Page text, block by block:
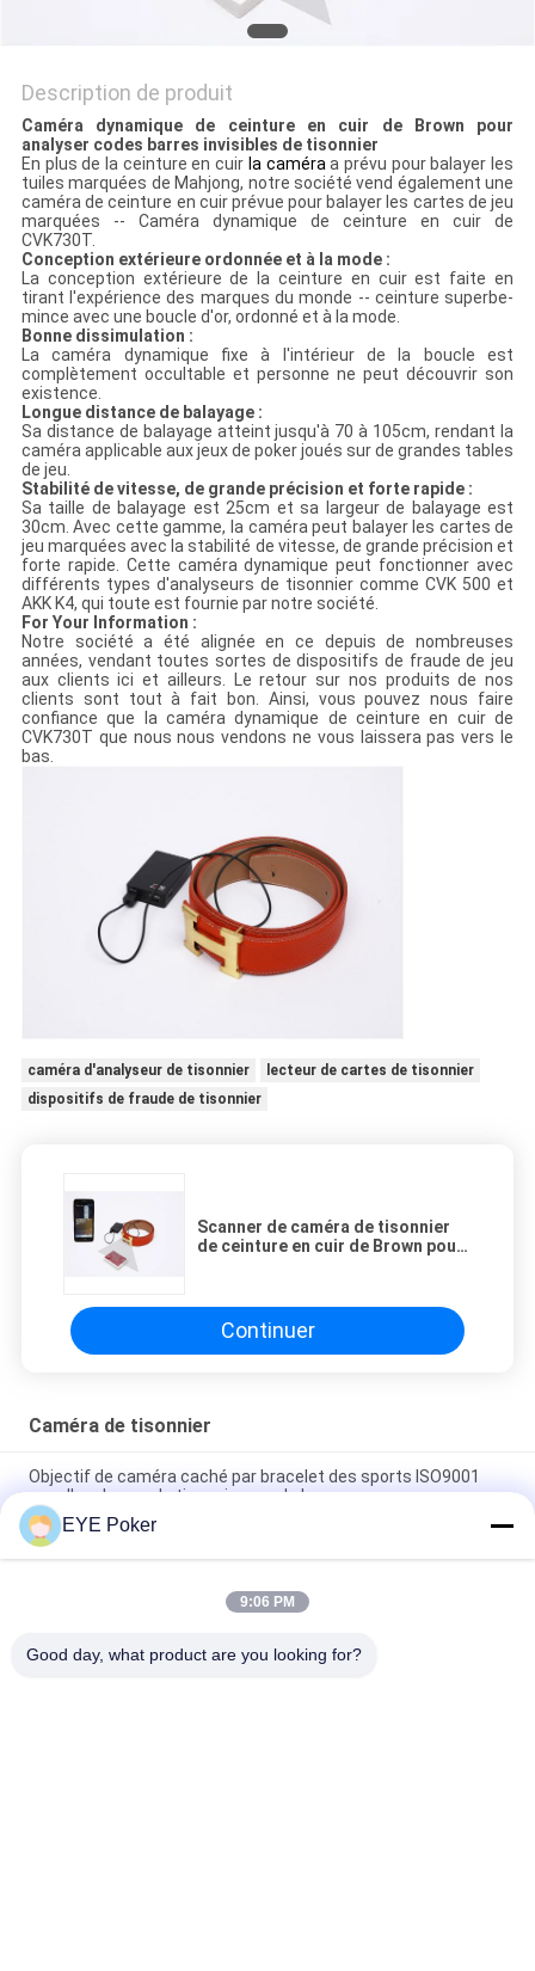
Description de produit
Caméra dynamique de ceinture en cuir de Brown pour
analyser codes barres invisibles de tisonnier
En plus de la ceinture en cuir la caméraa prévu pour balayer les
tuiles marquées de Mahjong, notre société vend également une
caméra de ceinture en cuir prévue pour balayer les cartes de jeu
marquées -- Caméra dynamique de ceinture en cuir de
CVK730T.
Conception extérieure ordonnée et à la mode :
La conception extérieure de la ceinture en cuir est faite en
tirant l'expérience des marques du monde -- ceinture superbe-
mince avec une boucle d'or, ordonné et à la mode.
Bonne dissimulation :
La caméra dynamique fixe à l'intérieur de la boucle est
complètement occultable et personne ne peut découvrir son
existence.
Longue distance de balayage :
Sa distance de balayage atteint jusqu'à 70 à 105cm, rendant la
caméra applicable aux jeux de poker joués sur de grandes tables
de jeu.
Stabilité de vitesse, de grande précision et forte rapide :
Sa taille de balayage est 25cm et sa largeur de balayage est
30cm. Avec cette gamme, la caméra peut balayer les cartes de
jeu marquées avec la stabilité de vitesse, de grande précision et
forte rapide. Cette caméra dynamique peut fonctionner avec
différents types d'analyseurs de tisonnier comme CVK 500 et
AKK K4, qui toute est fournie par notre société.
For Your Information :
Notre société a été alignée en ce depuis de nombreuses
années, vendant toutes sortes de dispositifs de fraude de jeu
aux clients ici et ailleurs. Le retour sur nos produits de nos
clients sont tout à fait bon. Ainsi, vous pouvez nous faire
confiance que la caméra dynamique de ceinture en cuir de
CVK730T que nous nous vendons ne vous laissera pas vers le
bas.
caméra d'analyseur de tisonnier
lecteur de cartes de tisonnier
dispositifs de fraude de tisonnier
Scanner de caméra de tisonnier
de ceinture en cuir de Brown pour
Continuer
Caméra de tisonnier
Objectif de caméra caché par bracelet des sports ISO9001
pour l'analyseur de tisonnier vers le bas
Caméra de fraude de tisonnier cachée par chargeur portatif
de banque de puissance de dispositifs de tisonnier d'Akk CVK
Balayage infrarouge de tisonnier d'espion de clé de voiture de
EYE Poker
9:06 PM
Good day, what product are you looking for?